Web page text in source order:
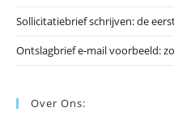
Sollicitatiebrief schrijven: de
Ontslagbrief e-mail voorbeeld:
Over Ons: